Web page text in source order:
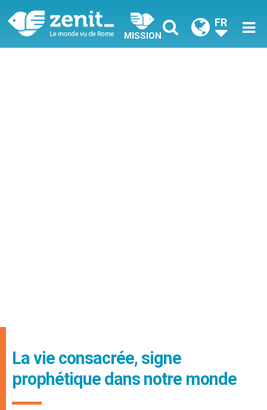
MISSION
FR
La vie consacrée, signe
prophétique dans notre monde